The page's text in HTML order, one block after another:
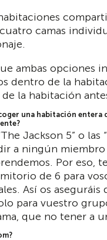
camas
ambas opciones
dentro de la
la habitación
una habitación entera
Jackson 5” o las
a ningún miembro
Por eso,
de 6 para
Así os aseguráis
para vuestro
que no tener a